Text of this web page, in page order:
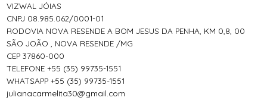
VIZWAL JÓIAS
CNPJ 08.985.062/0001-01
RODOVIA NOVA RESENDE A BOM JESUS DA PENHA, KM 0,8, 00
SÃO JOÃO , NOVA RESENDE /MG
CEP 37860-000
TELEFONE +55 (35) 99735-1551
WHATSAPP +55 (35) 99735-1551
julianacarmelita30@gmail.com